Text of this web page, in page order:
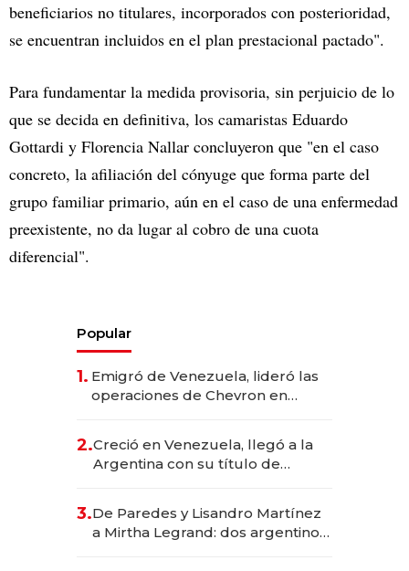
beneficiarios no titulares, incorporados con posterioridad,
se encuentran incluidos en el plan prestacional pactado".
Para fundamentar la medida provisoria, sin perjuicio de lo
que se decida en definitiva, los camaristas Eduardo
Gottardi y Florencia Nallar concluyeron que "en el caso
concreto, la afiliación del cónyuge que forma parte del
grupo familiar primario, aún en el caso de una enfermedad
preexistente, no da lugar al cobro de una cuota
diferencial".
Popular
1. Emigró de Venezuela, lideró las
operaciones de Chevron en
2.Creció en Venezuela, llegó a la
Argentina con su título de
las marcas "fast premium"
3.De Paredes y Lisandro Martínez
a Mirtha Legrand: dos argentinos